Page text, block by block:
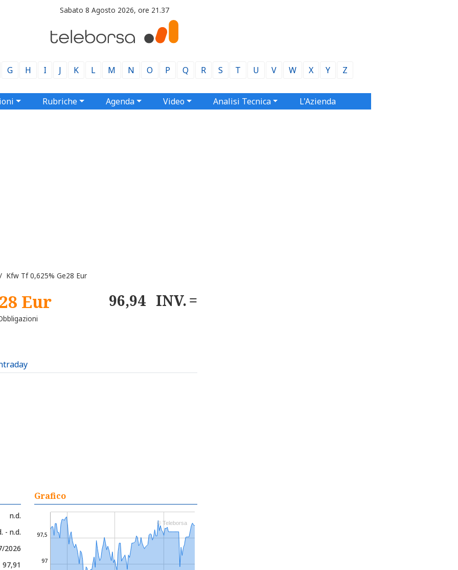
Sabato 8 Agosto 2026, ore 21.37
G H I J K L M N O P Q R S T U V W X Y Z
Rubriche Agenda Video Analisi Tecnica L'Azienda
Tf 0,625% Ge28 Eur
Eur 96,94 INV.
n.d.
- n.d.
2026
Grafico
97
97,5
© Teleborsa